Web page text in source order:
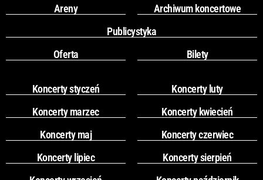
Areny
Archiwum koncertowe
Publicystyka
Oferta
Bilety
Koncerty styczeń
Koncerty luty
Koncerty marzec
Koncerty kwiecień
Koncerty maj
Koncerty czerwiec
Koncerty lipiec
Koncerty sierpień